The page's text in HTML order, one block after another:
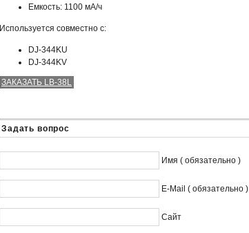
Емкость: 1100 мА/ч
Используется совместно с:
DJ-344KU
DJ-344KV
ЗАКАЗАТЬ LB-38L
Задать вопрос
Имя ( обязательно )
E-Mail ( обязательно )
Сайт